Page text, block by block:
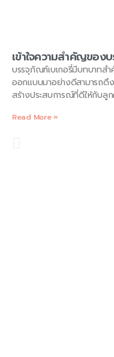
เข้าใจความสำคัญขอ
บรรจุภัณฑ์เบเกอรี่มีบทบาท
ออกแบบมาอย่างดีสามารถดึ
สร้างประสบการณ์ที่ดีให้กับ
มีความสำคัญ: 1. ดึงดูดความ
Read More »